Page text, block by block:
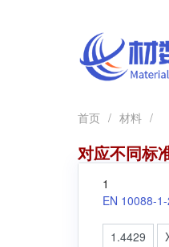
首页 / 材料 /
对应不同标
1
EN 10088-
1.4429